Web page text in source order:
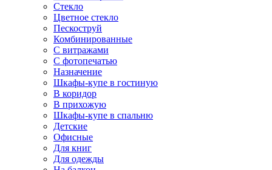
Стекло
Цветное стекло
Пескоструй
Комбинированные
С витражами
С фотопечатью
Назначение
Шкафы-купе в гостиную
В коридор
В прихожую
Шкафы-купе в спальню
Детские
Офисные
Для книг
Для одежды